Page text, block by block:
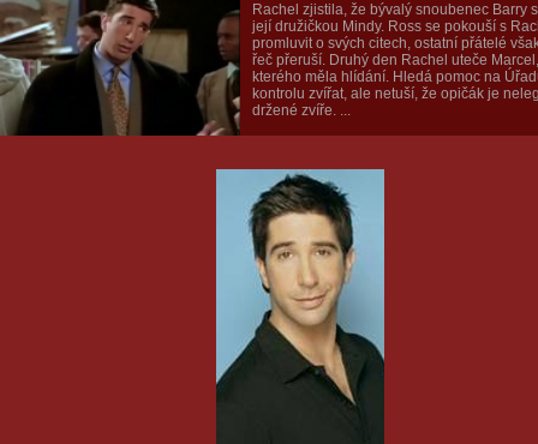
Rachel zjistila, že bývalý snoubenec Barry
její družičkou Mindy. Ross se pokouší s
promluvit o svých citech, ostatní přátelé
řeč přeruší. Druhý den Rachel uteče Marcel,
kterého měla hlídání. Hledá pomoc na
kontrolu zvířat, ale netuší, že opičák je
držené zvíře. ...